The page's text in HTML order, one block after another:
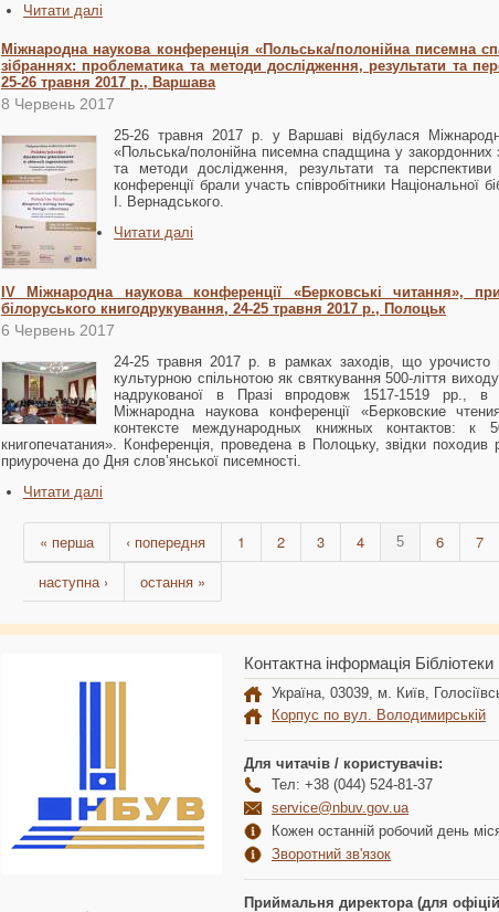
Читати далі
Міжнародна наукова конференція «Польська/полонійна писемна
зібраннях: проблематика та методи дослідження, результати та
25-26 травня 2017 р., Варшава
8 Червень 2017
25-26 травня 2017 р. у Варшаві відбулася
«Польська/полонійна писемна спадщина у закордонних
та методи дослідження, результати та
конференції брали участь співробітники Національної
І. Вернадського.
Читати далі
ІV Міжнародна наукова конференції «Берковські читання»,
білоруського книгодрукування, 24-25 травня 2017 р., Полоцьк
6 Червень 2017
24-25 травня 2017 р. в рамках заходів, що урочисто
культурною спільнотою як святкування 500-ліття
надрукованої в Празі впродовж 1517-1519 рр.,
Міжнародна наукова конференції «Берковские
контексте международных книжных контактов: к
книгопечатания». Конференція, проведена в Полоцьку, звідки
приурочена до Дня слов’янської писемності.
Читати далі
« перша ‹ попередня 1 2 3 4 5 6 7
наступна › остання »
Контактна інформація Бібліотеки
Україна, 03039, м. Київ,
Корпус по вул. Володимирській
Для читачів / користувачів:
Тел: +38 (044) 524-81-37
service@nbuv.gov.ua
Кожен останній робочий день
Зворотний зв'язок
Приймальня директора (для